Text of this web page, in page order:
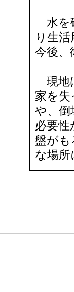
水を
り生
今後、
現地
家を
や、倒
必要
盤が
な場